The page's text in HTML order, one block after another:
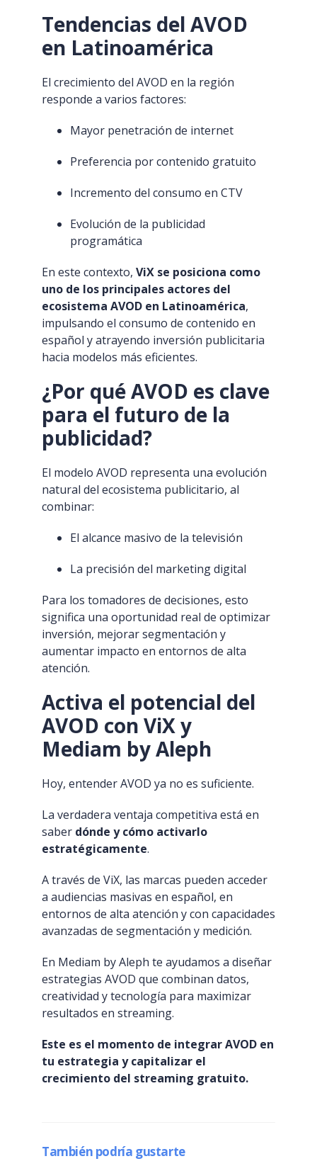
Tendencias del AVOD
en Latinoamérica
El crecimiento del AVOD en la región
responde a varios factores:
Mayor penetración de internet
Preferencia por contenido gratuito
Incremento del consumo en CTV
Evolución de la publicidad
programática
En este contexto, ViX se posiciona como
uno de los principales actores del
ecosistema AVOD en Latinoamérica,
impulsando el consumo de contenido en
español y atrayendo inversión publicitaria
hacia modelos más eficientes.
¿Por qué AVOD es clave
para el futuro de la
publicidad?
El modelo AVOD representa una evolución
natural del ecosistema publicitario, al
combinar:
El alcance masivo de la televisión
La precisión del marketing digital
Para los tomadores de decisiones, esto
significa una oportunidad real de optimizar
inversión, mejorar segmentación y
aumentar impacto en entornos de alta
atención.
Activa el potencial del
AVOD con ViX y
Mediam by Aleph
Hoy, entender AVOD ya no es suficiente.
La verdadera ventaja competitiva está en
saber dónde y cómo activarlo
estratégicamente.
A través de ViX, las marcas pueden acceder
a audiencias masivas en español, en
entornos de alta atención y con capacidades
avanzadas de segmentación y medición.
En Mediam by Aleph te ayudamos a diseñar
estrategias AVOD que combinan datos,
creatividad y tecnología para maximizar
resultados en streaming.
Este es el momento de integrar AVOD en
tu estrategia y capitalizar el
crecimiento del streaming gratuito.
También podría gustarte